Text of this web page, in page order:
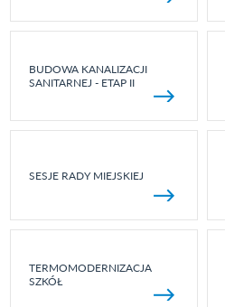
BUDOWA KANALIZACJI
SANITARNEJ - ETAP II
SESJE RADY MIEJSKIEJ
TERMOMODERNIZACJA
SZKÓŁ